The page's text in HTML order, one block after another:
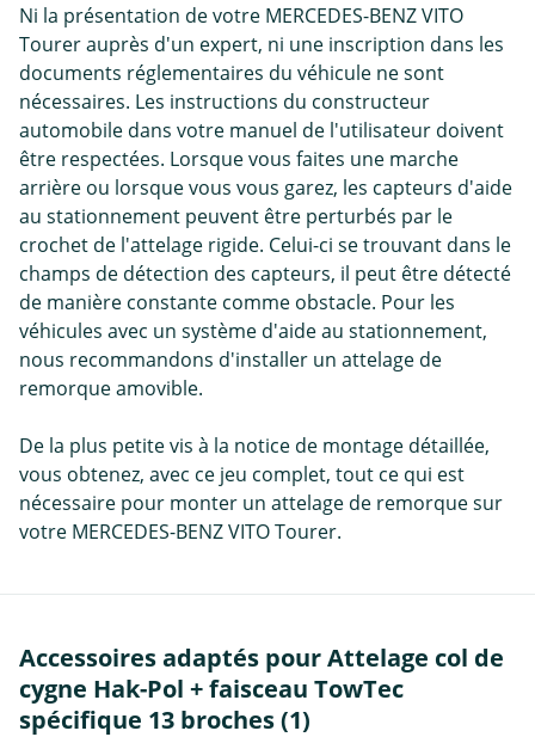
Ni la présentation de votre MERCEDES-BENZ VITO
Tourer auprès d'un expert, ni une inscription dans les
documents réglementaires du véhicule ne sont
nécessaires. Les instructions du constructeur
automobile dans votre manuel de l'utilisateur doivent
être respectées. Lorsque vous faites une marche
arrière ou lorsque vous vous garez, les capteurs d'aide
au stationnement peuvent être perturbés par le
crochet de l'attelage rigide. Celui-ci se trouvant dans le
champs de détection des capteurs, il peut être détecté
de manière constante comme obstacle. Pour les
véhicules avec un système d'aide au stationnement,
nous recommandons d'installer un attelage de
remorque amovible.
De la plus petite vis à la notice de montage détaillée,
vous obtenez, avec ce jeu complet, tout ce qui est
nécessaire pour monter un attelage de remorque sur
votre MERCEDES-BENZ VITO Tourer.
Accessoires adaptés pour Attelage col de
cygne Hak-Pol + faisceau TowTec
spécifique 13 broches (1)